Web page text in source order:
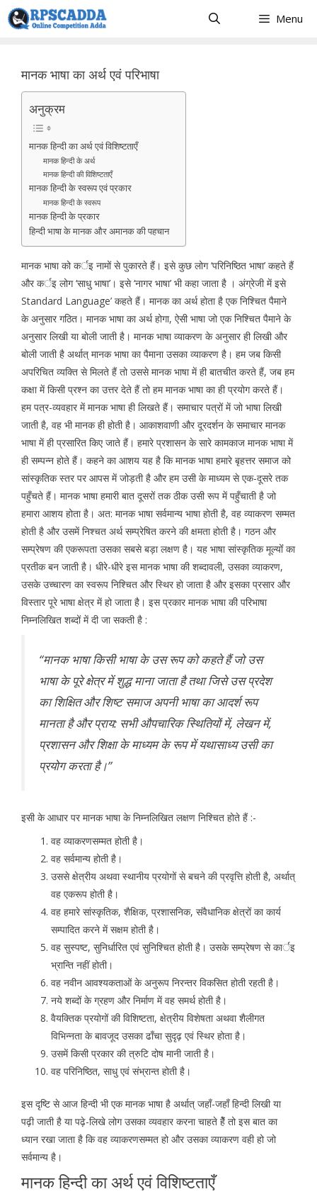
Skip
to
Menu
मानक भाषा का अर्थ एवं परिभाषा
अनुक्रम
मानक हिन्दी का अर्थ एवं विशिष्टताएँ
मानक हिन्दी के अर्थ
मानक हिन्दी की विशिष्टताएँ
मानक हिन्दी के स्वरूप एवं प्रकार
मानक हिन्दी के स्वरूप
मानक हिन्दी के प्रकार
हिन्दी भाषा के मानक और अमानक की पहचान
मानक भाषा को कर्इ नामों से पुकारते हैं। इसे कुछ लोग ‘परिनिष्ठित भाषा’ कहते हैं
और कर्इ लोग ‘साधु भाषा’। इसे ‘नागर भाषा’ भी कहा जाता है । अंग्रेजी में इसे
Standard Language’ कहते हैं। मानक का अर्थ होता है एक निश्चित पैमाने
के अनुसार गठित। मानक भाषा का अर्थ होगा, ऐसी भाषा जो एक निश्चित पैमाने के
अनुसार लिखी या बोली जाती है। मानक भाषा व्याकरण के अनुसार ही लिखी और
बोली जाती है अर्थात् मानक भाषा का पैमाना उसका व्याकरण है। हम जब किसी
अपरिचित व्यक्ति से मिलते हैं तो उससे मानक भाषा में ही बातचीत करते हैं, जब हम
कक्षा में किसी प्रश्न का उत्तर देते हैं तो हम मानक भाषा का ही प्रयोग करते हैं।
हम पत्र-व्यवहार में मानक भाषा ही लिखते हैं। समाचार पत्रों में जो भाषा लिखी
जाती है, वह भी मानक ही होती है। आकाशवाणी और दूरदर्शन के समाचार मानक
भाषा में ही प्रसारित किए जाते हैं। हमारे प्रशासन के सारे कामकाज मानक भाषा में
ही सम्पन्न होते हैं। कहने का आशय यह है कि मानक भाषा हमारे बृहत्तर समाज को
सांस्कृतिक स्तर पर आपस में जोड़ती है और हम उसी के माध्यम से एक-दूसरे तक
पहुँचते हैं। मानक भाषा हमारी बात दूसरों तक ठीक उसी रूप में पहुँचाती है जो
हमारा आशय होता है। अत: मानक भाषा सर्वमान्य भाषा होती है, वह व्याकरण सम्मत
होती है और उसमें निश्चत अर्थ सम्प्रेषित करने की क्षमता होती है। गठन और
सम्प्रेषण की एकरूपता उसका सबसे बड़ा लक्षण है। यह भाषा सांस्कृतिक मूल्योंं का
प्रतीक बन जाती है। धीरे-धीरे इस मानक भाषा की शब्दावली, उसका व्याकरण,
उसके उच्चारण का स्वरूप निश्चित और स्थिर हो जाता है और इसका प्रसार और
विस्तार पूरे भाषा क्षेत्र में हो जाता है। इस प्रकार मानक भाषा की परिभाषा
निम्नलिखित शब्दों में दी जा सकती है :
‘‘मानक भाषा किसी भाषा के उस रूप को कहते हैं जो उस
भाषा के पूरे क्षेत्र में शुद्ध माना जाता है तथा जिसे उस प्रदेश
का शिक्षित और शिष्ट समाज अपनी भाषा का आदर्श रूप
मानता है और प्राय: सभी औपचारिक स्थितियों में, लेखन में,
प्रशासन और शिक्षा के माध्यम के रूप में यथासाध्य उसी का
प्रयोग करता है।’’
इसी के आधार पर मानक भाषा के निम्नलिखित लक्षण निश्चित होते हैं :-
वह व्याकरणसम्मत होती है।
वह सर्वमान्य होती है।
उससे क्षेत्रीय अथवा स्थानीय प्रयोगों से बचने की प्रवृत्ति होती है, अर्थात्
वह एकरूप होती है।
वह हमारे सांस्कृतिक, शैक्षिक, प्रशासनिक, संवैधानिक क्षेत्रों का कार्य
सम्पादित करने में सक्षम होती है।
वह सुस्पष्ट, सुनिर्धारित एवं सुनिश्चित होती है। उसके सम्प्रेषण से कार्इ
भ्रान्ति नहीं होती।
वह नवीन आवश्यकताओं के अनुरूप निरन्तर विकसित होती रहती है।
नये शब्दों के ग्रहण और निर्माण में वह समर्थ होती है।
वैयक्तिक प्रयोगों की विशिष्टता, क्षेत्रीय विशेषता अथवा शैलीगत
विभिन्नता के बावजूद उसका ढाँचा सुदृढ़ एवं स्थिर होता है।
उसमें किसी प्रकार की त्रुटि दोष मानी जाती है।
वह परिनिष्ठित, साधु एवं संभ्रान्त होती है।
इस दृष्टि से आज हिन्दी भी एक मानक भाषा है अर्थात् जहाँ-जहाँ हिन्दी लिखी या
पढ़ी जाती है या पढ़े-लिखे लोग उसका व्यवहार करना चाहते हैें तो इस बात का
ध्यान रखा जाता है कि वह व्याकरणसम्मत हो और उसका व्याकरण वही हो जो
सर्वमान्य है।
मानक हिन्दी का अर्थ एवं विशिष्टताएँ